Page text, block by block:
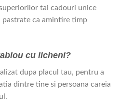
tai cadouri unice
pastrate ca amintire timp
cu licheni?
dupa placul tau, pentru a
dintre tine si persoana careia